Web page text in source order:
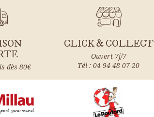
dès 80€
CLICK & COLLECT
Ouvert 7j/7
Tél : 04 94 48 07 20